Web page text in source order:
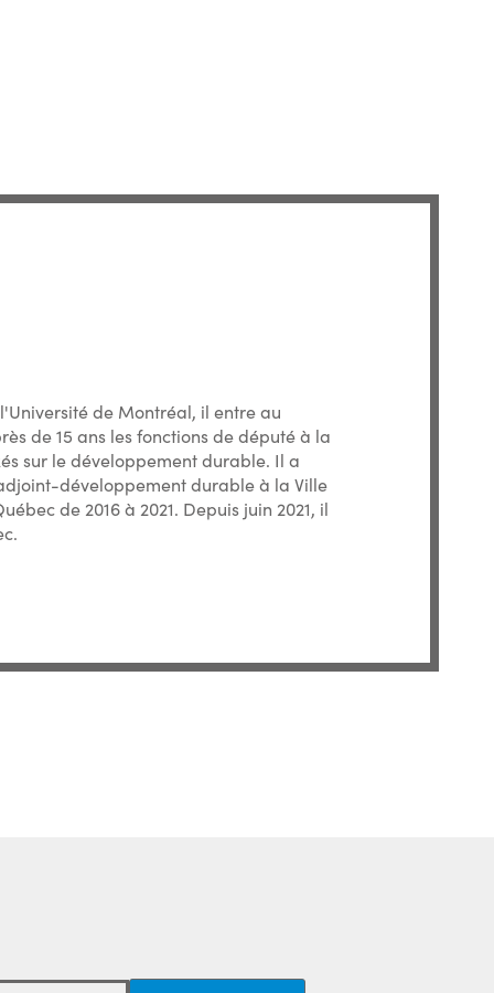
de Montréal, il entre au
de 15 ans les fonctions de député à la
sur le développement durable. Il a
développement durable à la Ville
de 2016 à 2021. Depuis juin 2021, il